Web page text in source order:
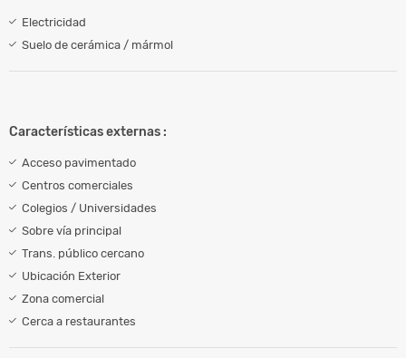
Electricidad
Suelo de cerámica / mármol
Características externas :
Acceso pavimentado
Centros comerciales
Colegios / Universidades
Sobre vía principal
Trans. público cercano
Ubicación Exterior
Zona comercial
Cerca a restaurantes